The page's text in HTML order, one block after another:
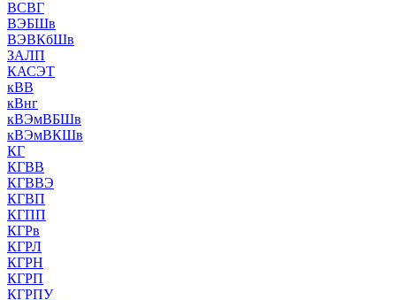
ВСВГ
ВЭБШв
ВЭВКбШв
ЗАЛП
КАСЭТ
кВВ
кВнг
кВЭмВБШв
кВЭмВКШв
КГ
КГВВ
КГВВЭ
КГВП
КГПП
КГРв
КГРЛ
КГРН
КГРП
КГРПУ